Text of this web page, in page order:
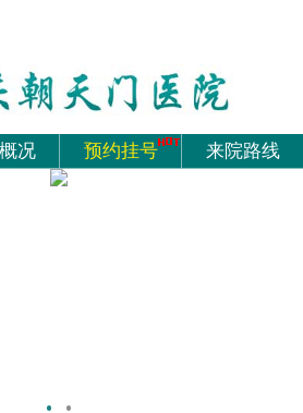
况 预约挂号 来院路线